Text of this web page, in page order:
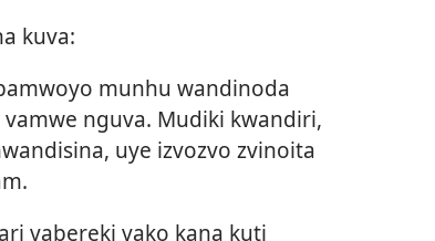
kuva:
munhu wandinoda
nguva. Mudiki kwandiri,
uye izvozvo zvinoita
vabereki vako kana kuti